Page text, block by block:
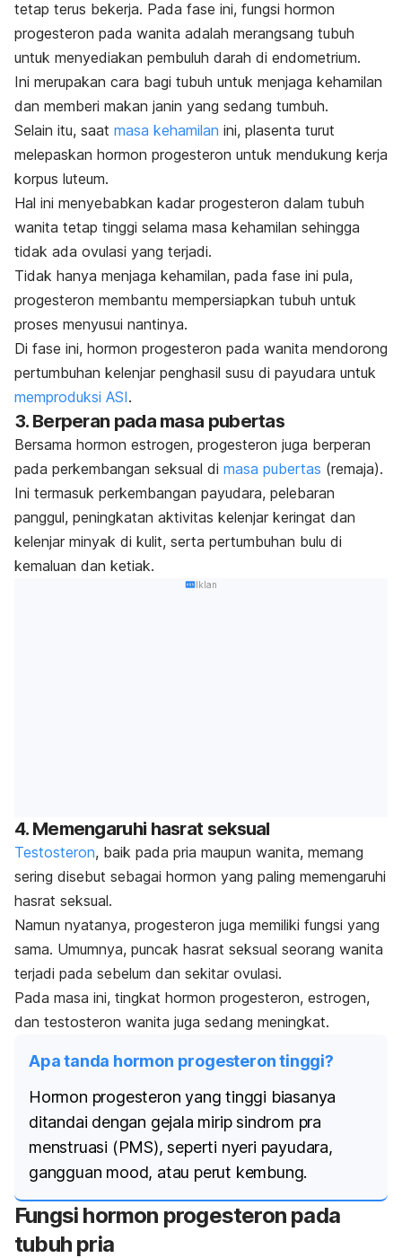
tetap terus bekerja. Pada fase ini, fungsi hormon
progesteron pada wanita adalah merangsang tubuh
untuk menyediakan pembuluh darah di endometrium.
Ini merupakan cara bagi tubuh untuk menjaga kehamilan
dan memberi makan janin yang sedang tumbuh.
Selain itu, saat masa kehamilan ini, plasenta turut
melepaskan hormon progesteron untuk mendukung kerja
korpus luteum.
Hal ini menyebabkan kadar progesteron dalam tubuh
wanita tetap tinggi selama masa kehamilan sehingga
tidak ada ovulasi yang terjadi.
Tidak hanya menjaga kehamilan, pada fase ini pula,
progesteron membantu mempersiapkan tubuh untuk
proses menyusui nantinya.
Di fase ini, hormon progesteron pada wanita mendorong
pertumbuhan kelenjar penghasil susu di payudara untuk
memproduksi ASI.
3. Berperan pada masa pubertas
Bersama hormon estrogen, progesteron juga berperan
pada perkembangan seksual di masa pubertas (remaja).
Ini termasuk perkembangan payudara, pelebaran
panggul, peningkatan aktivitas kelenjar keringat dan
kelenjar minyak di kulit, serta pertumbuhan bulu di
kemaluan dan ketiak.
Iklan
4. Memengaruhi hasrat seksual
Testosteron, baik pada pria maupun wanita, memang
sering disebut sebagai hormon yang paling memengaruhi
hasrat seksual.
Namun nyatanya, progesteron juga memiliki fungsi yang
sama. Umumnya, puncak hasrat seksual seorang wanita
terjadi pada sebelum dan sekitar ovulasi.
Pada masa ini, tingkat hormon progesteron, estrogen,
dan testosteron wanita juga sedang meningkat.
Apa tanda hormon progesteron tinggi?
Hormon progesteron yang tinggi biasanya
ditandai dengan gejala mirip sindrom pra
menstruasi (PMS), seperti nyeri payudara,
gangguan mood, atau perut kembung.
Fungsi hormon progesteron pada
tubuh pria